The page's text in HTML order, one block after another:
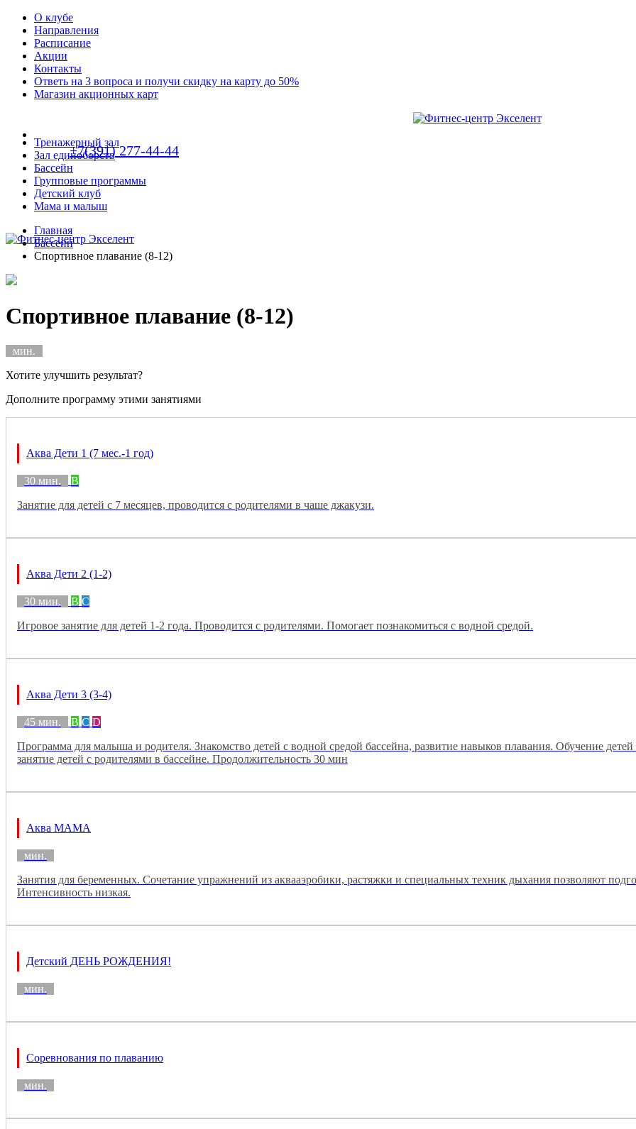
О клубе
Направления
Расписание
Акции
Контакты
Ответь на 3 вопроса и получи скидку на карту до 50%
Магазин акционных карт
+7(391) 277-44-44
Тренажерный зал
Зал единоборств
Бассейн
Групповые программы
Детский клуб
Мама и малыш
Главная
Бассейн
Спортивное плавание (8-12)
Спортивное плавание (8-12)
мин.
Хотите улучшить результат?
Дополните программу этими занятиями
Аква Дети 1 (7 мес.-1 год)
30 мин.
B
Занятие для детей с 7 месяцев, проводится с родителями в чаше джакузи.
Аква Дети 2 (1-2)
30 мин. B C
Игровое занятие для детей 1-2 года. Проводится с родителями. Помогает познакомиться с водной средой.
Аква Дети 3 (3-4)
45 мин. B C D
Программа для малыша и родителя. Знакомство детей с водной средой бассейна, развитие навыков плавания. Обучение
занятие детей с родителями в бассейне. Продолжительность 30 мин
Аква МАМА
мин.
Занятия для беременных. Сочетание упражнений из аквааэробики, растяжки и специальных техник дыхания позволяют
Интенсивность низкая.
Детский ДЕНЬ РОЖДЕНИЯ!
мин.
Соревнования по плаванию
мин.